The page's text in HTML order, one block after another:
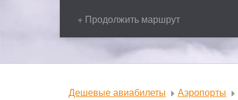
+ Продолжить маршрут
Дешевые авиабилеты Аэропорты